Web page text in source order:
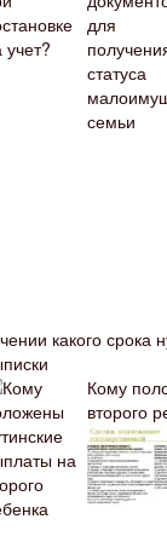
какого срока
Кому
второго